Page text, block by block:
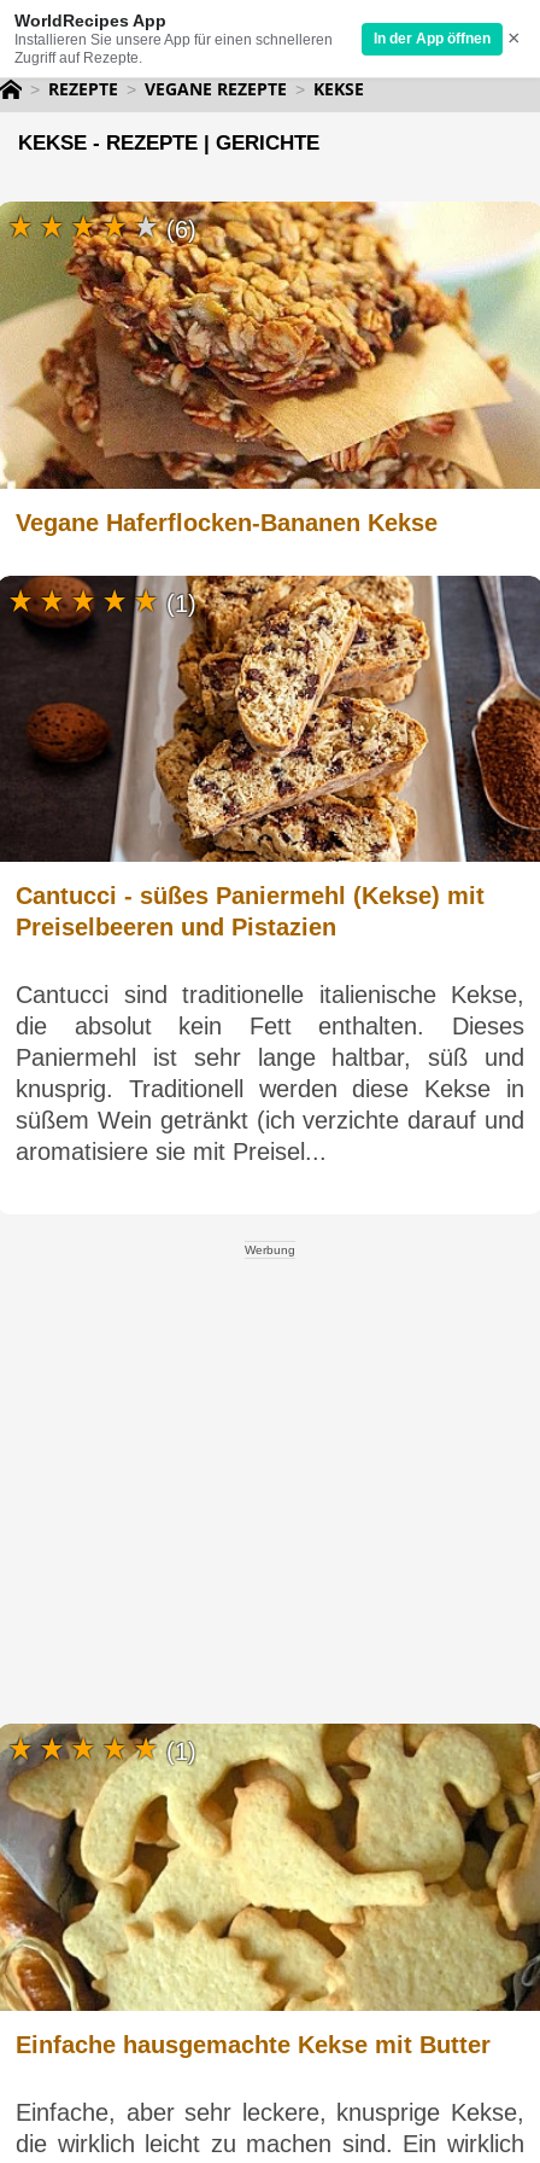
WorldRecipes App
Installieren Sie unsere App für einen schnelleren
Zugriff auf Rezepte.
In der App öffnen ×
REZEPTE VEGANE REZEPTE KEKSE
KEKSE - REZEPTE | GERICHTE
Vegane Haferflocken-Bananen Kekse
(6)
Cantucci - süßes Paniermehl (Kekse) mit
Preiselbeeren und Pistazien
Cantucci sind traditionelle italienische Kekse,
die absolut kein Fett enthalten. Dieses
Paniermehl ist sehr lange haltbar, süß und
knusprig. Traditionell werden diese Kekse in
süßem Wein getränkt (ich verzichte darauf und
aromatisiere sie mit Preisel...
(1)
Werbung
Einfache hausgemachte Kekse mit Butter
Einfache, aber sehr leckere, knusprige Kekse,
die wirklich leicht zu machen sind. Ein wirklich
(1)